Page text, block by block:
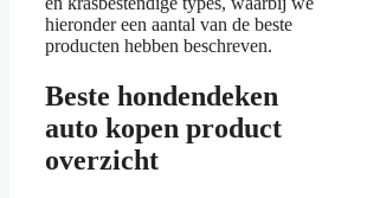
hieronder een aantal van de beste
producten hebben beschreven.
Beste hondendeken
auto kopen product
overzicht